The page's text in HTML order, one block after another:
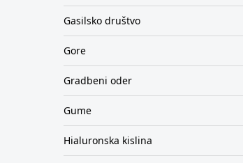
Gasilsko društvo
Gore
Gradbeni oder
Gume
Hialuronska kislina